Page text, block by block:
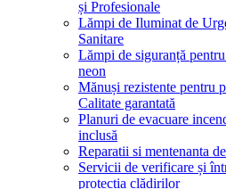
și Profesionale
Lămpi de Iluminat de
Sanitare
Lămpi de siguranță
neon
Mănuși rezistente pentru
Calitate garantată
Planuri de evacuare
inclusă
Reparatii si mentenanta
Servicii de verificare și
protecția clădirilor